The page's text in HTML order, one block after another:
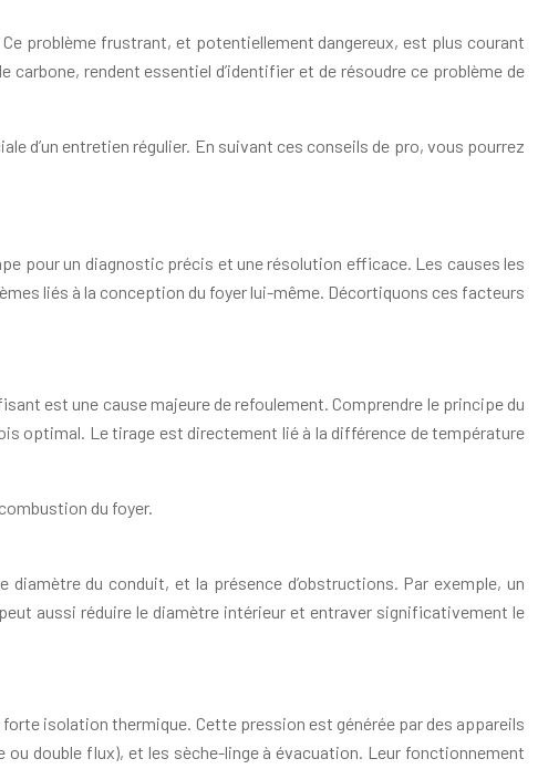
problème frustrant, et potentiellement dangereux, est plus courant
carbone, rendent essentiel d’identifier et de résoudre ce problème de
d’un entretien régulier. En suivant ces conseils de pro, vous pourrez
pour un diagnostic précis et une résolution efficace. Les causes les
liés à la conception du foyer lui-même. Décortiquons ces facteurs
est une cause majeure de refoulement. Comprendre le principe du
optimal. Le tirage est directement lié à la différence de température
du foyer.
du conduit, et la présence d’obstructions. Par exemple, un
aussi réduire le diamètre intérieur et entraver significativement le
isolation thermique. Cette pression est générée par des appareils
double flux), et les sèche-linge à évacuation. Leur fonctionnement